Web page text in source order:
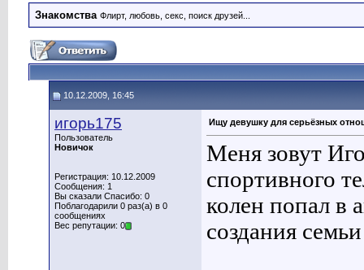
Знакомства Флирт, любовь, секс, поиск друзей...
10.12.2009, 16:45
игорь175
Пользователь
Новичок
Регистрация: 10.12.2009
Сообщения: 1
Вы сказали Спасибо: 0
Поблагодарили 0 раз(а) в 0
сообщениях
Вес репутации: 0
Ищу девушку для серьёзных
Меня зовут
спортивного
колен попал в
создания